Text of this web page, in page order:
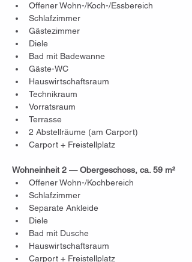
Offener Wohn-/Koch-/Essbereich
Schlafzimmer
Gästezimmer
Diele
Bad mit Badewanne
Gäste-WC
Hauswirtschaftsraum
Technikraum
Vorratsraum
Terrasse
2 Abstellräume (am Carport)
Carport + Freistellplatz
Wohneinheit 2 — Obergeschoss, ca. 59 m²
Offener Wohn-/Kochbereich
Schlafzimmer
Separate Ankleide
Diele
Bad mit Dusche
Hauswirtschaftsraum
Carport + Freistellplatz